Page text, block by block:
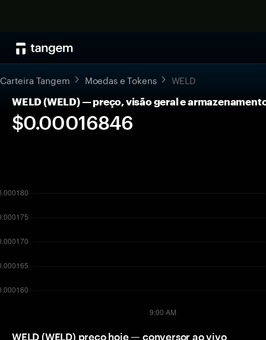
Carteira Tangem Moedas e Tokens WELD
WELD (WELD) — preço, visão geral e
$0.00016846
WELD (WELD) preço hoje — conversor ao vivo